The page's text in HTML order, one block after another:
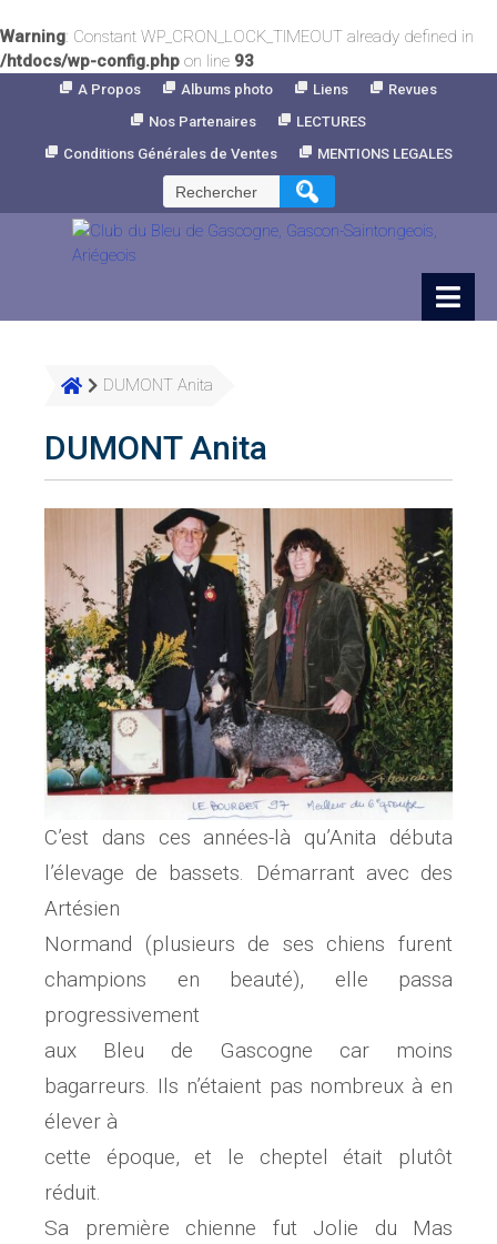
Warning: Constant WP_CRON_LOCK_TIMEOUT already defined in
/htdocs/wp-config.php on line 93
A Propos Albums photo Liens
Revues
Nos Partenaires
LECTURES
Conditions Générales de Ventes
MENTIONS LEGALES
Rechercher :
DUMONT Anita
DUMONT Anita
C’est dans ces années-là qu’Anita débuta
l’élevage de bassets. Démarrant avec des
Artésien
Normand (plusieurs de ses chiens furent
champions en beauté), elle passa
progressivement
aux Bleu de Gascogne car moins
bagarreurs. Ils n’étaient pas nombreux à en
élever à
cette époque, et le cheptel était plutôt
réduit.
Sa première chienne fut Jolie du Mas